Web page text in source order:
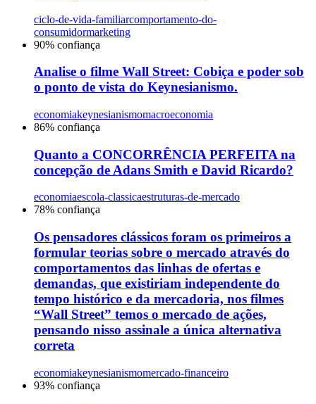
ciclo-de-vida-familiarcomportamento-do-
consumidormarketing
90% confiança
Analise o filme Wall Street: Cobiça e poder sob
o ponto de vista do Keynesianismo.
economiakeynesianismomacroeconomia
86% confiança
Quanto a CONCORRÊNCIA PERFEITA na
concepção de Adans Smith e David Ricardo?
economiaescola-classicaestruturas-de-mercado
78% confiança
Os pensadores clássicos foram os primeiros a
formular teorias sobre o mercado através do
comportamentos das linhas de ofertas e
demandas, que existiriam independente do
tempo histórico e da mercadoria, nos filmes
“Wall Street” temos o mercado de ações,
pensando nisso assinale a única alternativa
correta
economiakeynesianismomercado-financeiro
93% confiança